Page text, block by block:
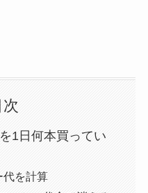
次
1日何本買ってい
代を計算